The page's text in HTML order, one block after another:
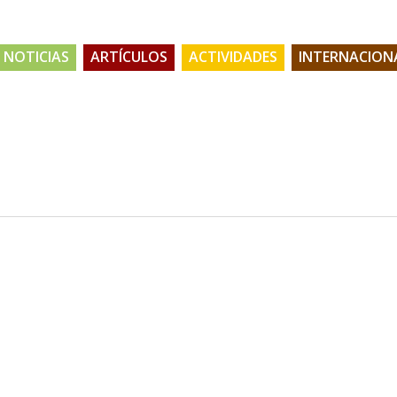
NOTICIAS ARTÍCULOS ACTIVIDADES